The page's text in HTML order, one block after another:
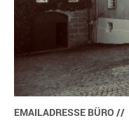
EMAILADRESSE BÜRO //